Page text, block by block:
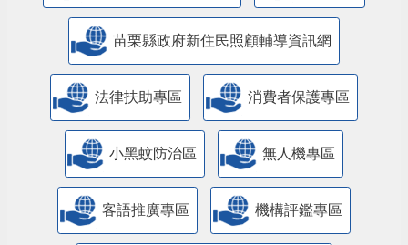
苗栗縣政府新住民照顧輔導資訊網
法律扶助專區 消費者保護專區
小黑蚊防治區 無人機專區
客語推廣專區 機構評鑑專區